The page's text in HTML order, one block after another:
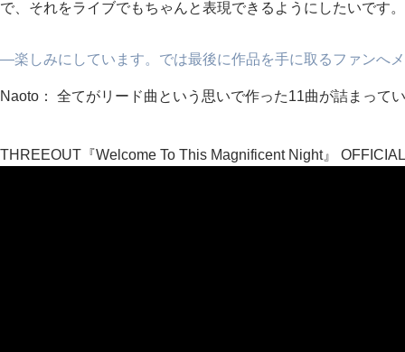
で、それをライブでもちゃんと表現できるようにしたいです。
―楽しみにしています。では最後に作品を手に取るファンへ
Naoto： 全てがリード曲という思いで作った11曲が詰まって
THREEOUT『Welcome To This Magnificent Night』